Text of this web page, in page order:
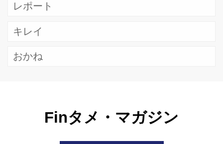
レポート
キレイ
おかね
Finタメ・マガジン